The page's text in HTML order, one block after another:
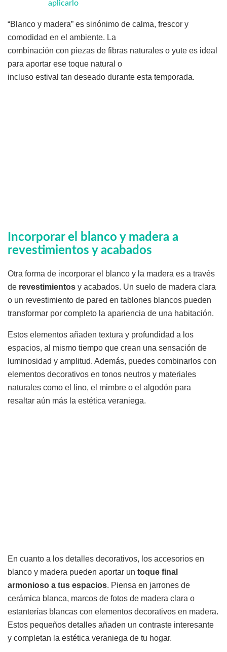
aplicarlo
“Blanco y madera” es sinónimo de calma, frescor y
comodidad en el ambiente. La
combinación con piezas de fibras naturales o yute es ideal
para aportar ese toque natural o
incluso estival tan deseado durante esta temporada.
Incorporar el blanco y madera a
revestimientos y acabados
Otra forma de incorporar el blanco y la madera es a través
de revestimientos y acabados. Un suelo de madera clara
o un revestimiento de pared en tablones blancos pueden
transformar por completo la apariencia de una habitación.
Estos elementos añaden textura y profundidad a los
espacios, al mismo tiempo que crean una sensación de
luminosidad y amplitud. Además, puedes combinarlos con
elementos decorativos en tonos neutros y materiales
naturales como el lino, el mimbre o el algodón para
resaltar aún más la estética veraniega.
En cuanto a los detalles decorativos, los accesorios en
blanco y madera pueden aportar un toque final
armonioso a tus espacios. Piensa en jarrones de
cerámica blanca, marcos de fotos de madera clara o
estanterías blancas con elementos decorativos en madera.
Estos pequeños detalles añaden un contraste interesante
y completan la estética veraniega de tu hogar.